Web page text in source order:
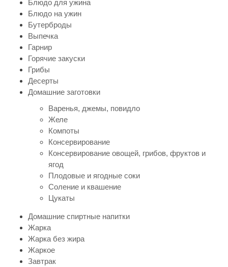
Блюдо для ужина
Блюдо на ужин
Бутерброды
Выпечка
Гарнир
Горячие закуски
Грибы
Десерты
Домашние заготовки
Варенья, джемы, повидло
Желе
Компоты
Консервирование
Консервирование овощей, грибов, фруктов и
ягод
Плодовые и ягодные соки
Соление и квашение
Цукаты
Домашние спиртные напитки
Жарка
Жарка без жира
Жаркое
Завтрак